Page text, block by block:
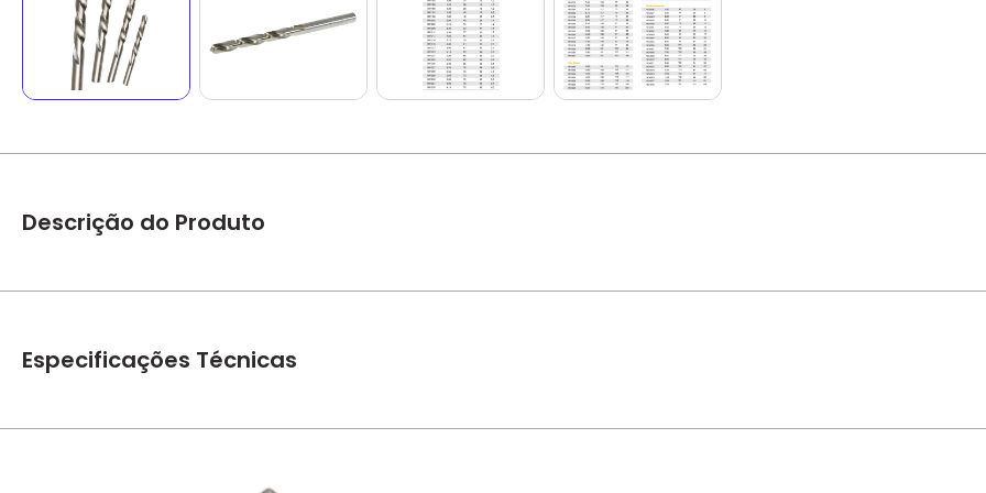
Descrição do Produto
1.Material: O aço rápido das brocas IRWIN passam através de um rigoroso controle metalúrgico realizado nas constantes
2. Tratamento térmico: contamos com a tecnologia exclusiva que garante excelente dureza e estrutura metalográfica
furor precisos a cada operação
Especificações Técnicas